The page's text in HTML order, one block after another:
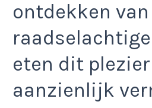
ontdekken van
eten dit plezier
aanzienlijk